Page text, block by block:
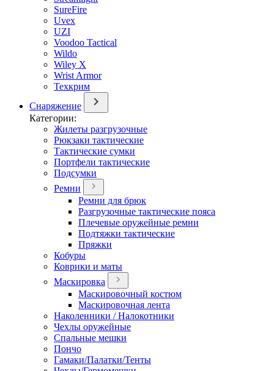
SureFire
Uvex
UZI
Voodoo Tactical
Wildo
Wiley X
Wrist Armor
Техкрим
Снаряжение
Категории:
Жилеты разгрузочные
Рюкзаки тактические
Тактические сумки
Портфели тактические
Подсумки
Ремни
Ремни для брюк
Разгрузочные тактические пояса
Плечевые оружейные ремни
Подтяжки тактические
Пряжки
Кобуры
Коврики и маты
Маскировка
Маскировочный костюм
Маскировочная лента
Наколенники / Налокотники
Чехлы оружейные
Спальные мешки
Пончо
Гамаки/Палатки/Тенты